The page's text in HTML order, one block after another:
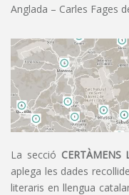
Anglada – Carles Fages
La secció CERTÀMENS
aplega les dades
literaris en llengua